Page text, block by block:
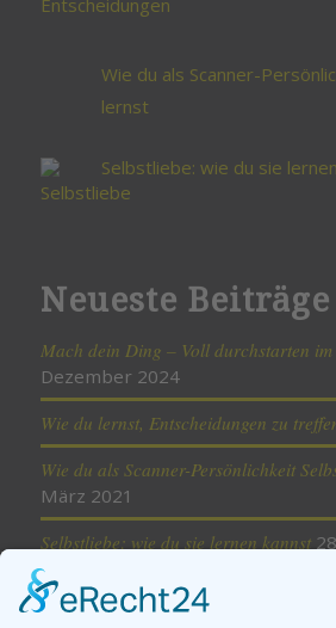
Wie du als Scanner-
lernst
Selbstliebe: wie du sie
Neueste Beiträge
Mach dein Ding – Voll durchstarten
Dezember 2024
Wie du lernst, Entscheidungen zu
Wie du als Scanner-Persönlichkeit
März 2021
Selbstliebe: wie du sie lernen kannst
Minimalismus – weniger ist mehr